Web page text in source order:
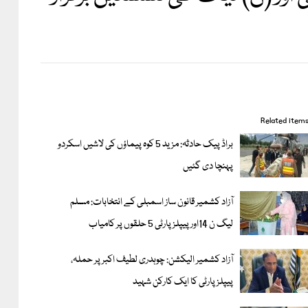
Related items
براڈ پیک حادثہ: مزید 5 کوہ پیماؤں کی لاشیں اسکردو
پہنچا دی گئیں
آزاد کشمیر قانون ساز اسمبلی کے انتخابات: مسلم
ليگ ن 14اور پیپلزپارٹی 5 حلقوں پر کامیاب
آزاد کشمیر الیکشن: چوہدری لطیف اکبر پر حملہ،
پیپلز پارٹی کا ایک کارکن شہید